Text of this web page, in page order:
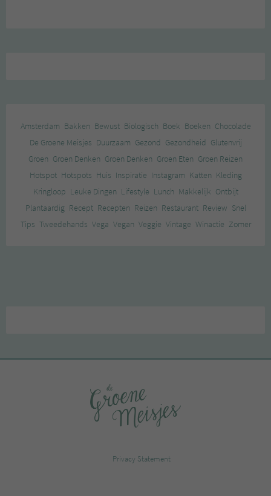
Amsterdam Bakken Bewust Biologisch Boek Boeken Chocolade
De Groene Meisjes Duurzaam Gezond Gezondheid Glutenvrij
Groen Groen Denken Groen Denken Groen Eten Groen Reizen
Hotspot Hotspots Huis Inspiratie Instagram Katten Kleding
Kringloop Leuke Dingen Lifestyle Lunch Makkelijk Ontbijt
Plantaardig Recept Recepten Reizen Restaurant Review Snel
Tips Tweedehands Vega Vegan Veggie Vintage Winactie Zomer
Privacy Statement